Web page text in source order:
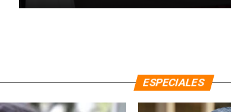
ESPECIALES